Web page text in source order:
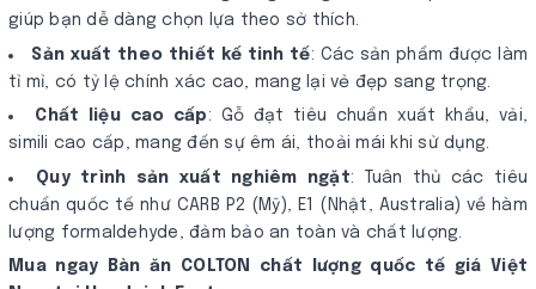
giúp bạn dễ dàng chọn lựa theo sở thích.
Sản xuất theo thiết kế tinh tế: Các sản phẩm được làm
tỉ mỉ, có tỷ lệ chính xác cao, mang lại vẻ đẹp sang trọng.
Chất liệu cao cấp : Gỗ đạt tiêu chuẩn xuất khẩu, vải,
simili cao cấp, mang đến sự êm ái, thoải mái khi sử dụng.
Quy trình sản xuất nghiêm ngặt: Tuân thủ các tiêu
chuẩn quốc tế như CARB P2 (Mỹ), E1 (Nhật, Australia) về hàm
lượng formaldehyde, đảm bảo an toàn và chất lượng.
Mua ngay Bàn ăn COLTON chất lượng quốc tế giá Việt